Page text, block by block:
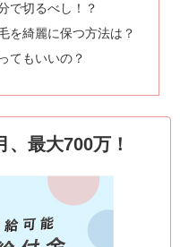
で切るべし！？
を綺麗に保つ方法は？
てもいいの？
最大700万！